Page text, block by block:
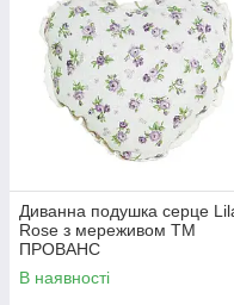
Диванна подушка серце
Rose з мереживом ТМ
ПРОВАНС
В наявності